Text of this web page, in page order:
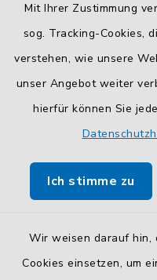
Mit Ihrer Zustimmung
sog. Tracking-Cookies,
verstehen, wie unsere
unser Angebot weiter
hierfür können Sie
Ich stimme zu
Wir weisen darauf hin,
Cookies einsetzen, um
Die
und Mitarbeiter finden
Kontaktformular
Sicheres
So finden Sie uns.